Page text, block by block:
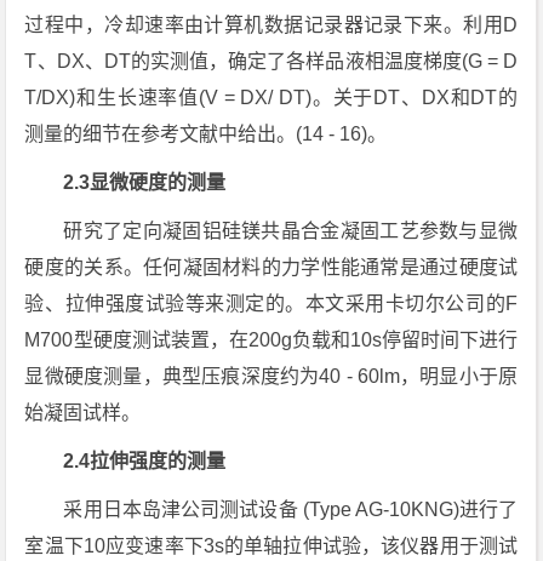
过程中，冷却速率由计算机数据记录器记录下来。利用D
T、DX、DT的实测值，确定了各样品液相温度梯度(G = D
T/DX)和生长速率值(V = DX/ DT)。关于DT、DX和DT的
测量的细节在参考文献中给出。(14 - 16)。
2.3显微硬度的测量
研究了定向凝固铝硅镁共晶合金凝固工艺参数与显微
硬度的关系。任何凝固材料的力学性能通常是通过硬度试
验、拉伸强度试验等来测定的。本文采用卡切尔公司的F
M700型硬度测试装置，在200g负载和10s停留时间下进行
显微硬度测量，典型压痕深度约为40 - 60lm，明显小于原
始凝固试样。
2.4拉伸强度的测量
采用日本岛津公司测试设备 (Type AG-10KNG)进行了
室温下10应变速率下3s的单轴拉伸试验，该仪器用于测试